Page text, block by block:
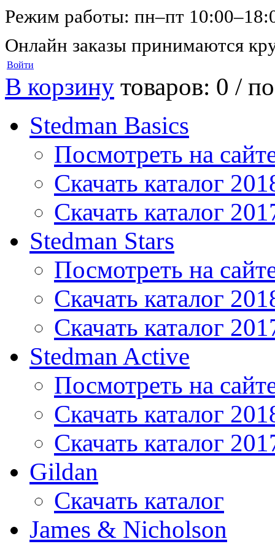
Режим работы: пн–пт
Онлайн заказы принимаются
Войти
В корзину товаров: 0 /
Stedman Basics
Посмотреть на
Скачать каталог
Скачать каталог
Stedman Stars
Посмотреть на
Скачать каталог
Скачать каталог
Stedman Active
Посмотреть на
Скачать каталог
Скачать каталог
Gildan
Скачать каталог
James & Nicholson